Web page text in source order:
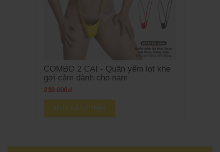
COMBO 2 CÁI - Quần yếm lọt khe
gợi cảm dành cho nam
230.000đ
MUA SẢN PHẨM